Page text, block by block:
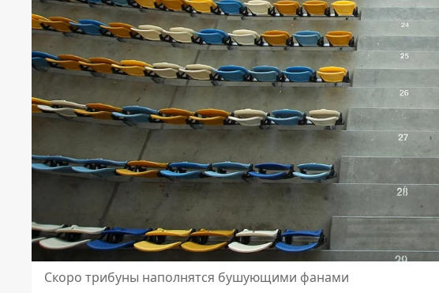
Скоро трибуны наполнятся бушующими фанами